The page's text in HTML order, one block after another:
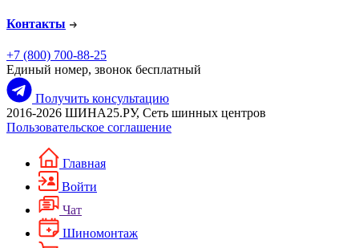
Контакты
+7 (800) 700-88-25
Единый номер, звонок бесплатный
Получить консультацию
2016-2026 ШИНА25.РУ, Сеть шинных центров
Пользовательское соглашение
Главная
Войти
Чат
Шиномонтаж